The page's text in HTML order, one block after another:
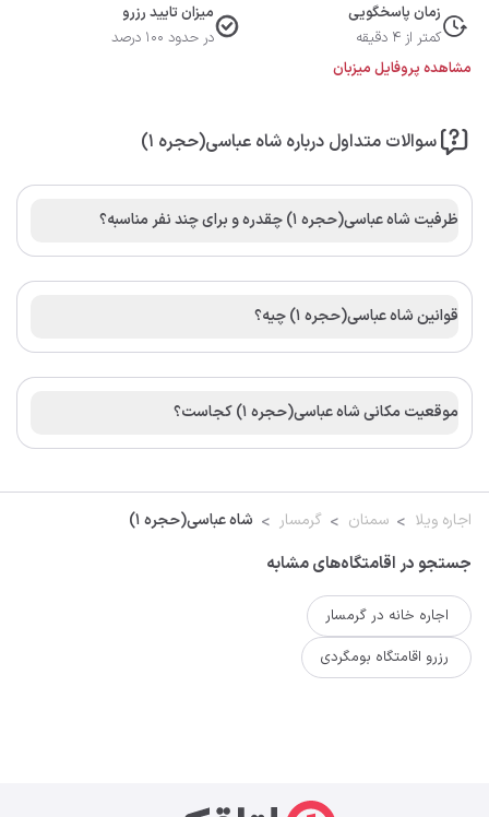
زمان پاسخگویی
کمتر از 4 دقیقه
میزان تایید رزرو
در حدود 100 درصد
مشاهده پروفایل میزبان
سوالات متداول درباره شاه عباسی(حجره ۱)
ظرفیت شاه عباسی(حجره ۱) چقدره و برای چند نفر مناسبه؟
قوانین شاه عباسی(حجره ۱) چیه؟
موقعیت مکانی شاه عباسی(حجره ۱) کجاست؟
اجاره ویلا سمنان گرمسار شاه عباسی(حجره ۱)
جستجو در اقامتگاه‌های مشابه
اجاره خانه در گرمسار
رزرو اقامتگاه بومگردی